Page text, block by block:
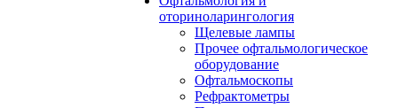
оториноларингология
Щелевые лампы
Прочее офтальмологическое
оборудование
Офтальмоскопы
Рефрактометры